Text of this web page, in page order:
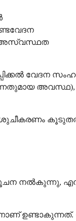
അസ്വസ്ഥത
വേദന
അവസ്ഥ),
ശുചീകരണം
സൂചന നൽകുന്നു,